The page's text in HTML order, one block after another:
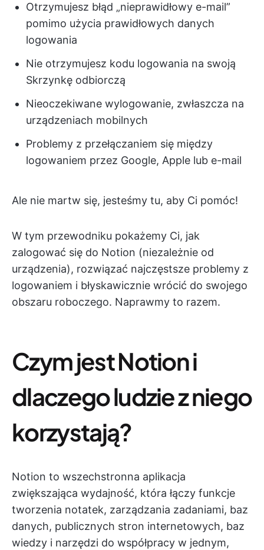
Otrzymujesz błąd „nieprawidłowy e-mail”
pomimo użycia prawidłowych danych
logowania
Nie otrzymujesz kodu logowania na swoją
Skrzynkę odbiorczą
Nieoczekiwane wylogowanie, zwłaszcza na
urządzeniach mobilnych
Problemy z przełączaniem się między
logowaniem przez Google, Apple lub e-mail
Ale nie martw się, jesteśmy tu, aby Ci pomóc!
W tym przewodniku pokażemy Ci, jak
zalogować się do Notion (niezależnie od
urządzenia), rozwiązać najczęstsze problemy z
logowaniem i błyskawicznie wrócić do swojego
obszaru roboczego. Naprawmy to razem.
Czym jest Notion i
dlaczego ludzie z niego
korzystają?
Notion to wszechstronna aplikacja
zwiększająca wydajność, która łączy funkcje
tworzenia notatek, zarządzania zadaniami, baz
danych, publicznych stron internetowych, baz
wiedzy i narzędzi do współpracy w jednym,